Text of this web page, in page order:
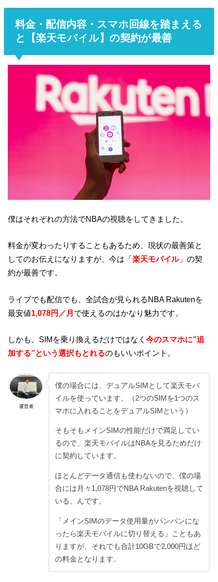
料金・配信内容・スマホ回線を踏まえる
と【楽天モバイル】の契約が最善
僕はそれぞれの方法でNBAの視聴をしてきました。
料金が変わったりすることもあるため、現状の最善策と
してのお伝えになりますが、今は「楽天モバイル」の契
約が最善です。
ライブでも配信でも、全試合が見られるNBA Rakutenを
最安値1,078円／月 で使えるのはかなり魅力です。
しかも、SIMを乗り換えるだけではなく今のスマホに”追
加する”という選択もとれるのもいいポイント。
運営者
僕の場合には、デュアルSIMとして楽天モバ
イルを使っています。（2つのSIMを1つのス
マホに入れることをデュアルSIMという）
そもそもメインSIMの性能だけで満足してい
るので、楽天モバイルはNBAを見るためだけ
に契約しています。
ほとんどデータ通信も使わないので、僕の場
合には月々1,078円でNBA Rakutenを視聴して
いる、んです。
「メインSIMのデータ使用量がパンパンにな
ったら楽天モバイルに切り替える」こともあ
りますが、それでも合計10GBで2,000円ほど
の料金となります。